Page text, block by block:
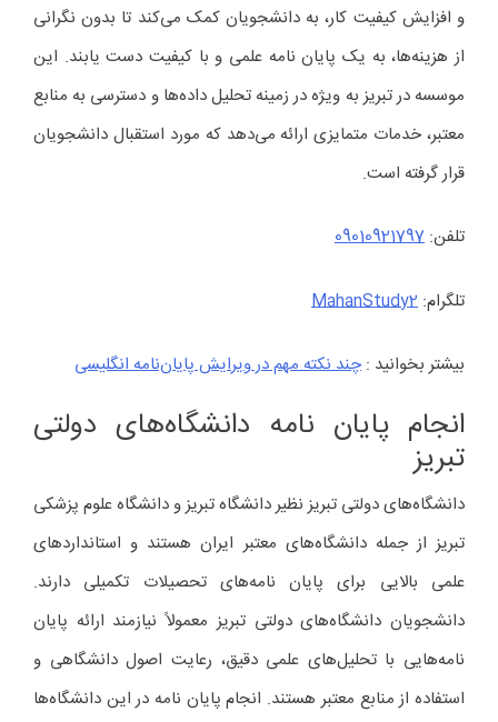
و افزایش کیفیت کار، به دانشجویان کمک می‌کند تا بدون نگرانی
از هزینه‌ها، به یک پایان‌ نامه علمی و با کیفیت دست یابند. این
موسسه در تبریز به ویژه در زمینه تحلیل داده‌ها و دسترسی به منابع
معتبر، خدمات متمایزی ارائه می‌دهد که مورد استقبال دانشجویان
قرار گرفته است.
تلفن: 09010921797
تلگرام: MahanStudy2
بیشتر بخوانید : چند نکته مهم در ویرایش پایان‌نامه‌ انگلیسی
انجام پایان‌ نامه دانشگاه‌های دولتی
تبریز
دانشگاه‌های دولتی تبریز نظیر دانشگاه تبریز و دانشگاه علوم پزشکی
تبریز از جمله دانشگاه‌های معتبر ایران هستند و استانداردهای
علمی بالایی برای پایان‌ نامه‌های تحصیلات تکمیلی دارند.
دانشجویان دانشگاه‌های دولتی تبریز معمولاً نیازمند ارائه پایان‌
نامه‌هایی با تحلیل‌های علمی دقیق، رعایت اصول دانشگاهی و
استفاده از منابع معتبر هستند. انجام پایان‌ نامه در این دانشگاه‌ها